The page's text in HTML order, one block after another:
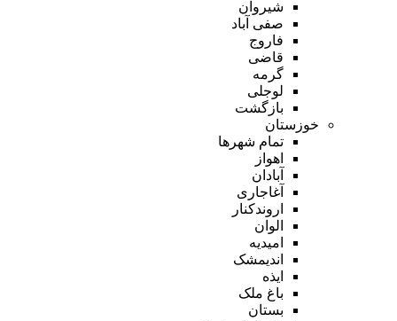
شیروان
صفی آباد
فاروج
قاضی
گرمه
لوجلی
بازگشت
خوزستان
تمام شهر‌ها
اهواز
آبادان
آغاجاری
اروندکنار
الوان
امیدیه
اندیمشک
ایذه
باغ ملک
بستان